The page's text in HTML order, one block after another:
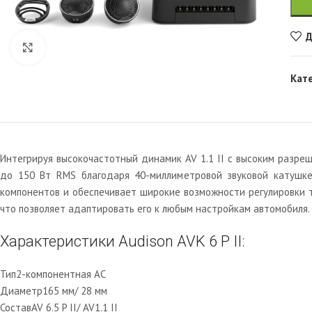
Интегрируя высокочастотный динамик AV 1.1 II с высоким
до 150 Вт RMS благодаря 40-миллиметровой звуковой
компонентов и обеспечивает широкие возможности
что позволяет адаптировать его к любым настройкам автомобиля.
Характеристики Audison AVK 6 P II:
Тип2-компонентная АС
Диаметр165 мм/ 28 мм
СоставAV 6.5 P II/ AV1.1 II